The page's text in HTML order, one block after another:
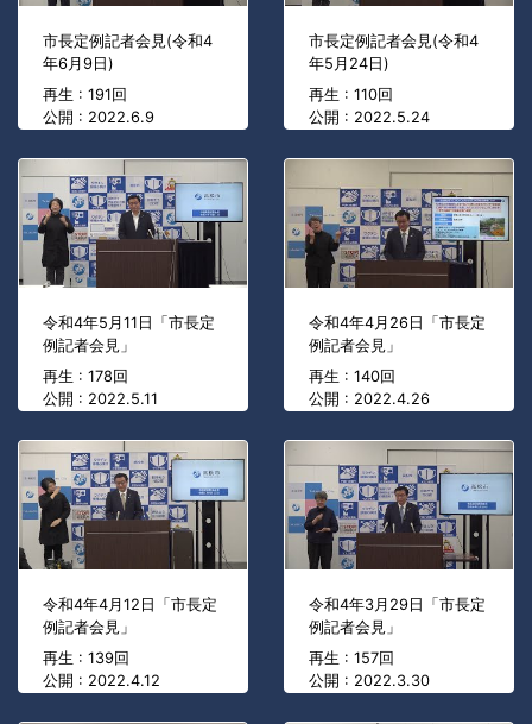
市長定例記者会見(令和4
年6月9日)
再生 : 191回
公開 : 2022.6.9
市長定例記者会見(令和4
年5月24日)
再生 : 110回
公開 : 2022.5.24
令和4年5月11日「市長定
例記者会見」
再生 : 178回
公開 : 2022.5.11
令和4年4月26日「市長定
例記者会見」
再生 : 140回
公開 : 2022.4.26
令和4年4月12日「市長定
例記者会見」
再生 : 139回
公開 : 2022.4.12
令和4年3月29日「市長定
例記者会見」
再生 : 157回
公開 : 2022.3.30